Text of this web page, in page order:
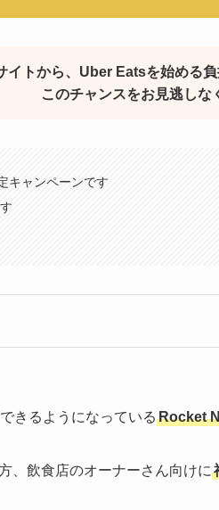
イトから、Uber Eatsを始める負
このチャンスをお見逃しな
キャンペーンです
きるようになっている Rocket
、飲食店のオーナーさん向けに